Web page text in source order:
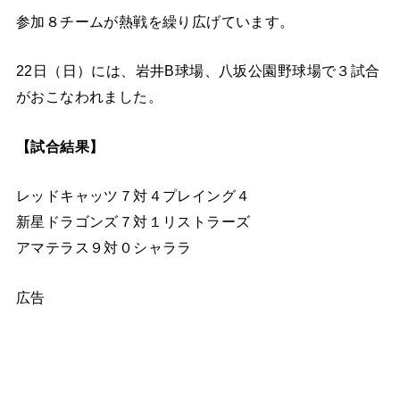
参加８チームが熱戦を繰り広げています。
22日（日）には、岩井B球場、八坂公園野球場で３試合
がおこなわれました。
【試合結果】
レッドキャッツ７対４プレイング４
新星ドラゴンズ７対１リストラーズ
アマテラス９対０シャララ
広告